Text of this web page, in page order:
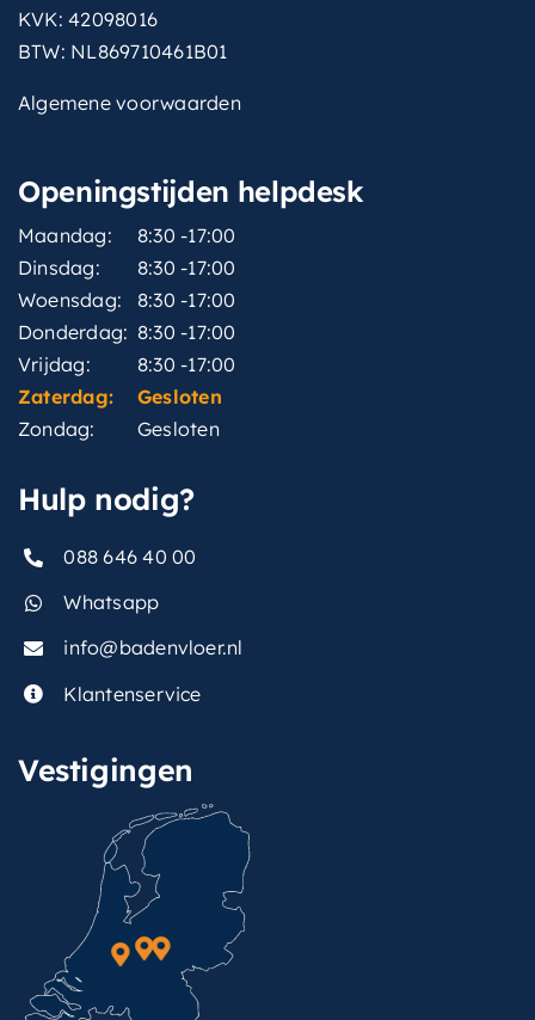
KVK: 42098016
BTW: NL869710461B01
Algemene voorwaarden
Openingstijden helpdesk
Maandag:
8:30 -17:00
Dinsdag:
8:30 -17:00
Woensdag:
8:30 -17:00
Donderdag: 8:30 -17:00
Vrijdag:
8:30 -17:00
Zaterdag:
Gesloten
Zondag:
Gesloten
Hulp nodig?
088 646 40 00
Whatsapp
info@badenvloer.nl
Klantenservice
Vestigingen